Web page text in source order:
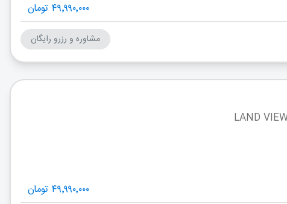
۴۹٬۹۹۰٬۰۰۰ تومان
مشاوره و رزرو رایگان
۴۹٬۹۹۰٬۰۰۰ تومان